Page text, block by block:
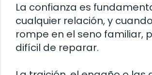
La confianza es
cualquier relación, y
rompe en el seno familiar,
difícil de reparar.